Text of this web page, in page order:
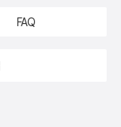
FAQ